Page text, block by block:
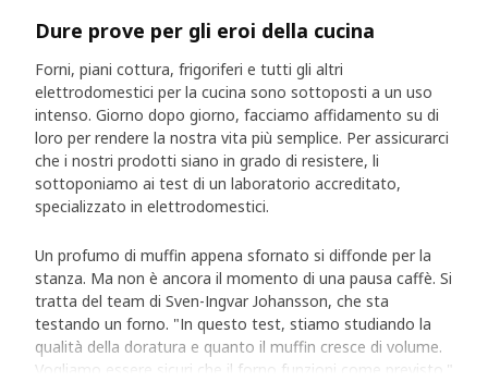
Dure prove per gli eroi della cucina
Forni, piani cottura, frigoriferi e tutti gli altri
elettrodomestici per la cucina sono sottoposti a un uso
intenso. Giorno dopo giorno, facciamo affidamento su di
loro per rendere la nostra vita più semplice. Per assicurarci
che i nostri prodotti siano in grado di resistere, li
sottoponiamo ai test di un laboratorio accreditato,
specializzato in elettrodomestici.
Un profumo di muffin appena sfornato si diffonde per la
stanza. Ma non è ancora il momento di una pausa caffè. Si
tratta del team di Sven-Ingvar Johansson, che sta
testando un forno. "In questo test, stiamo studiando la
qualità della doratura e quanto il muffin cresce di volume.
Vogliamo essere sicuri che il forno funzioni come previsto."